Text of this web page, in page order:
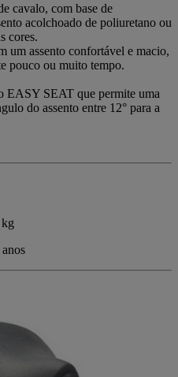
cavalo, com base de
acolchoado de poliuretano ou
cores.
um assento confortável e macio,
pouco ou muito tempo.
EASY SEAT que permite uma
do assento entre 12° para a